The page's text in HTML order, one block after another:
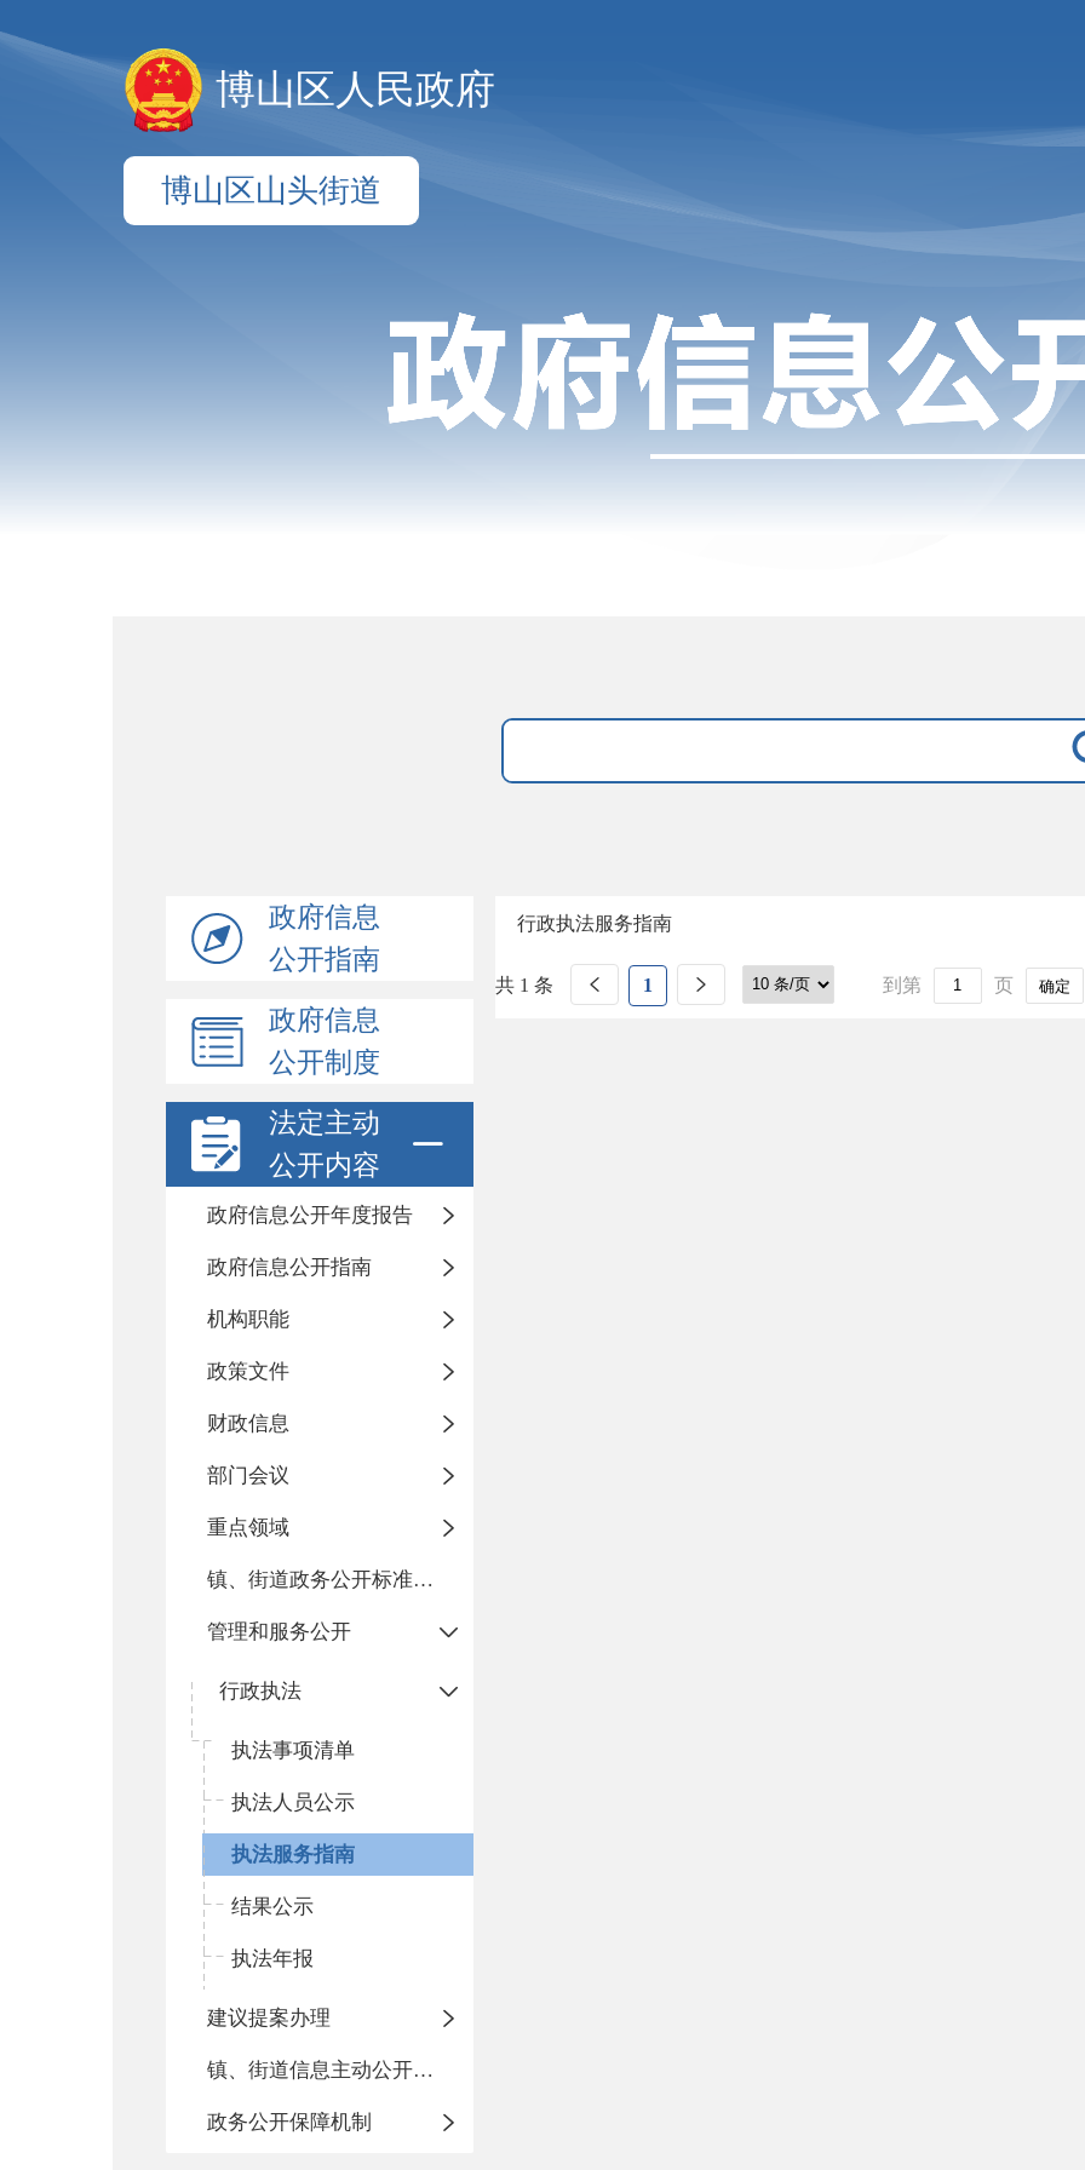
博山区人民政府
博山区山头街道
政府信息
公开指南
政府信息
公开制度
法定主动
公开内容
政府信息公开年度报告
政府信息公开指南
机构职能
政策文件
财政信息
部门会议
重点领域
镇、街道政务公开标准化目录
管理和服务公开
行政执法
执法事项清单
执法人员公示
执法服务指南
结果公示
执法年报
建议提案办理
镇、街道信息主动公开基本目录
政务公开保障机制
行政执法服务指南
共 1 条 1 到第 页 确定